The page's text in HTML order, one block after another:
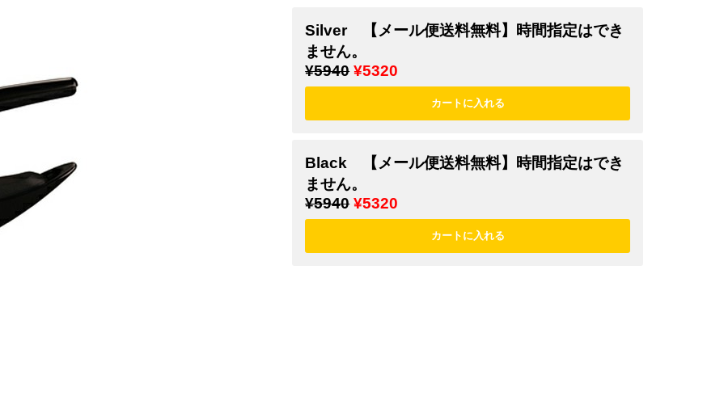
Silver 【メール便送料無料】時間指定はでき
ません。
¥5940 ¥5320
Black 【メール便送料無料】時間指定はでき
ません。
¥5940 ¥5320